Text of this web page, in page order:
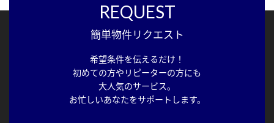
REQUEST
簡単物件リクエスト
希望条件を伝えるだけ！
初めての方やリピーターの方にも
大人気のサービス。
お忙しいあなたをサポートします。